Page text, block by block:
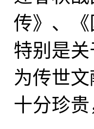
传》、
特别是
为传世
十分珍